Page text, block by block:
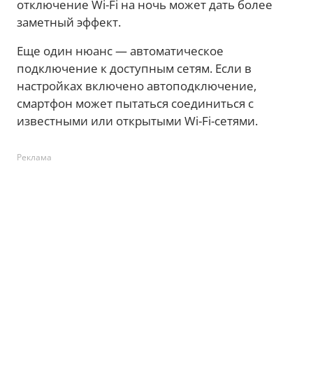
отключение Wi-Fi на ночь может дать более
заметный эффект.
Еще один нюанс — автоматическое
подключение к доступным сетям. Если в
настройках включено автоподключение,
смартфон может пытаться соединиться с
известными или открытыми Wi-Fi-сетями.
Реклама